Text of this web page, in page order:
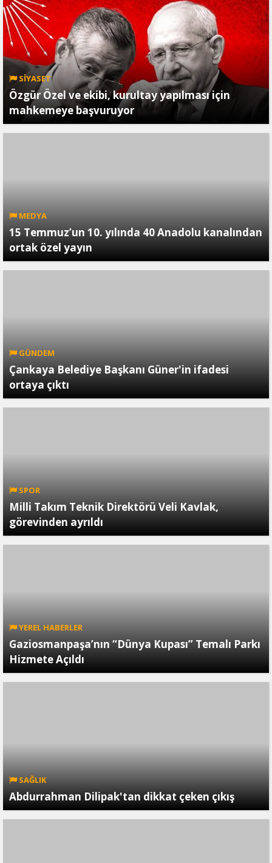
SİYASET
Özgür Özel ve ekibi, kurultay yapılması için
mahkemeye başvuruyor
MEDYA
15 Temmuz’un 10. yılında 40 Anadolu kanalından
ortak özel yayın
GÜNDEM
Çankaya Belediye Başkanı Güner'in ifadesi
ortaya çıktı
SPOR
Milli Takım Teknik Direktörü Veli Kavlak,
görevinden ayrıldı
YEREL HABERLER
Gaziosmanpaşa’nın “Dünya Kupası” Temalı Parkı
Hizmete Açıldı
SAĞLIK
Abdurrahman Dilipak'tan dikkat çeken çıkış